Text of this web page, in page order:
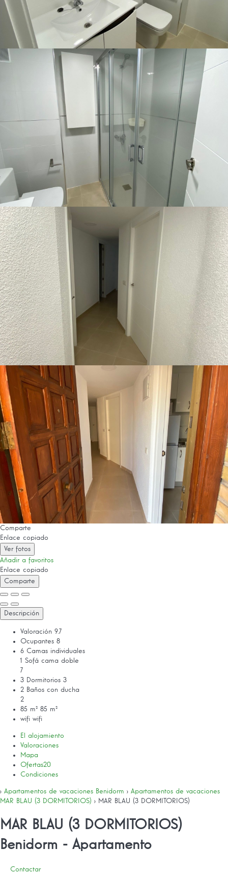
Comparte
Enlace copiado
Ver fotos
Añadir a favoritos
Enlace copiado
Comparte
Descripción
Valoración 9.7
Ocupantes 8
6 Camas individuales
1 Sofá cama doble
7
3 Dormitorios 3
2 Baños con ducha
2
85 m² 85 m²
wifi wifi
El alojamiento
Valoraciones
Mapa
Ofertas20
Condiciones
› Apartamentos de vacaciones Benidorm › Apartamentos de vacaciones
MAR BLAU (3 DORMITORIOS) › MAR BLAU (3 DORMITORIOS)
MAR BLAU (3 DORMITORIOS)
Benidorm - Apartamento
Contactar